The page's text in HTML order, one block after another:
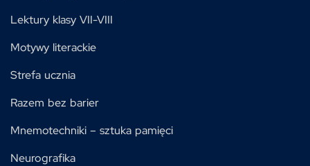
Lektury klasy VII-VIII
Motywy literackie
Strefa ucznia
Razem bez barier
Mnemotechniki – sztuka pamięci
Neurografika